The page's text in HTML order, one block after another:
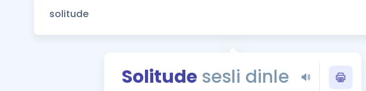
YDS - YÖKDİL
Solitude sesli dinle